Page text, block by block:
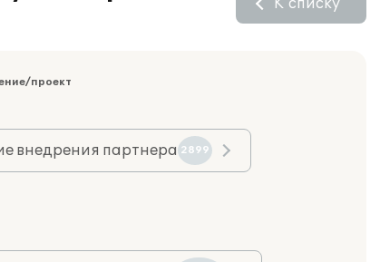
К списку
проект
внедрения партнера 2899